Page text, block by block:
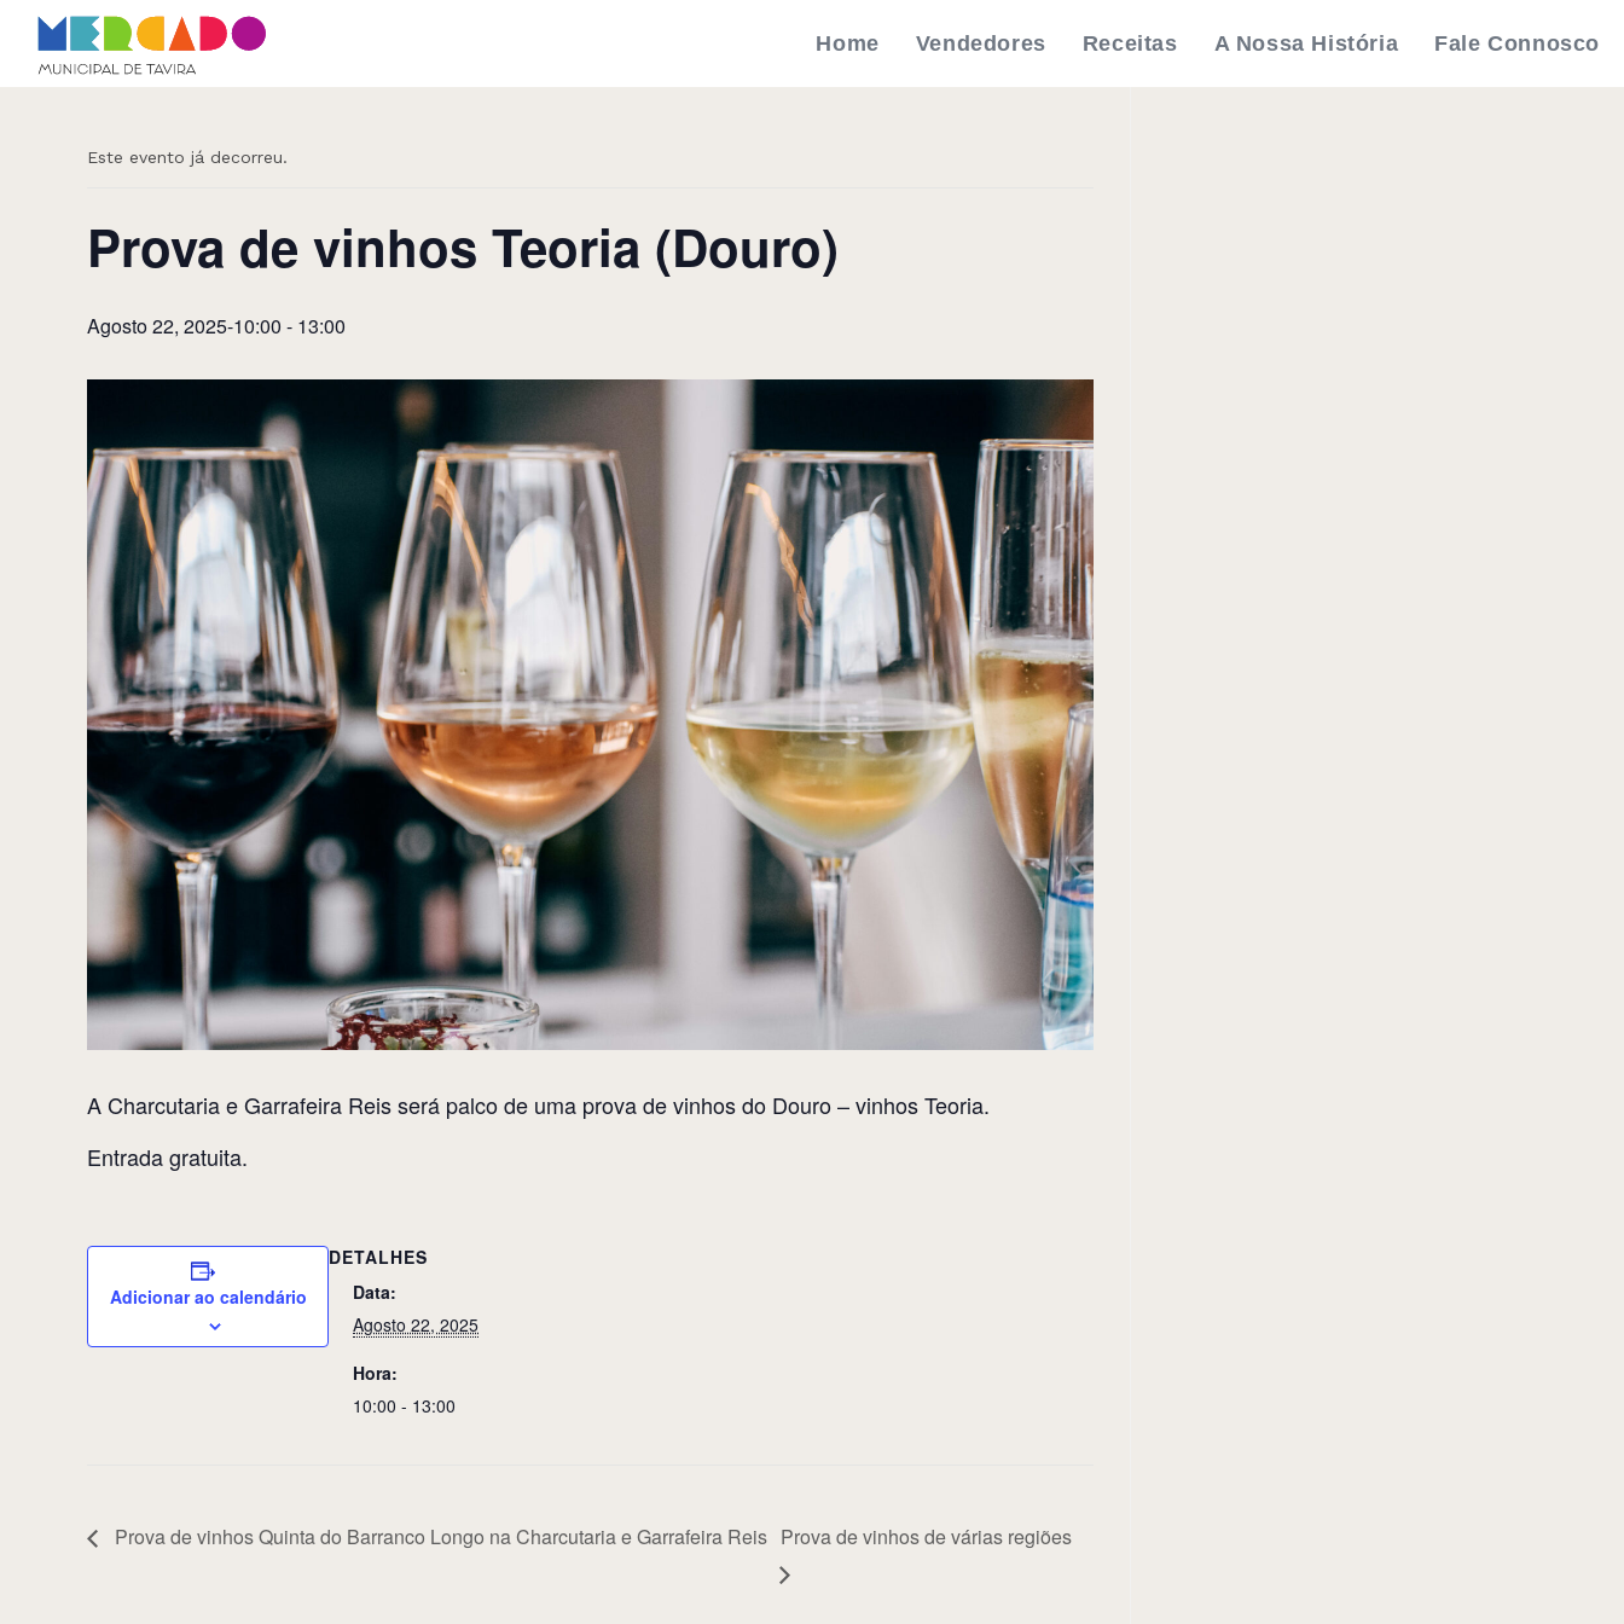
content
Home Vendedores Receitas A Nossa História Fale Connosco
« Todos os Eventos
Este evento já decorreu.
Prova de vinhos Teoria (Douro)
Agosto 22, 2025-10:00 - 13:00
A Charcutaria e Garrafeira Reis será palco de uma prova de vinhos do Douro – vinhos Teoria.
Entrada gratuita.
Adicionar ao calendário
DETALHES
Data:
Agosto 22, 2025
Hora:
10:00 - 13:00
Prova de vinhos Quinta do Barranco Longo na Charcutaria e Garrafeira Reis Prova de vinhos de várias regiões